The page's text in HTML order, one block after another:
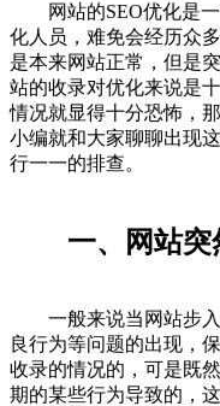
网站的SEO优化是一
化人员，难免会经历众
是本来网站正常，但是
站的收录对优化来说是
情况就显得十分恐怖，
小编就和大家聊聊出现
行一一的排查。
一、网站突
一般来说当网站步入
良行为等问题的出现，
收录的情况的，可是既
期的某些行为导致的，